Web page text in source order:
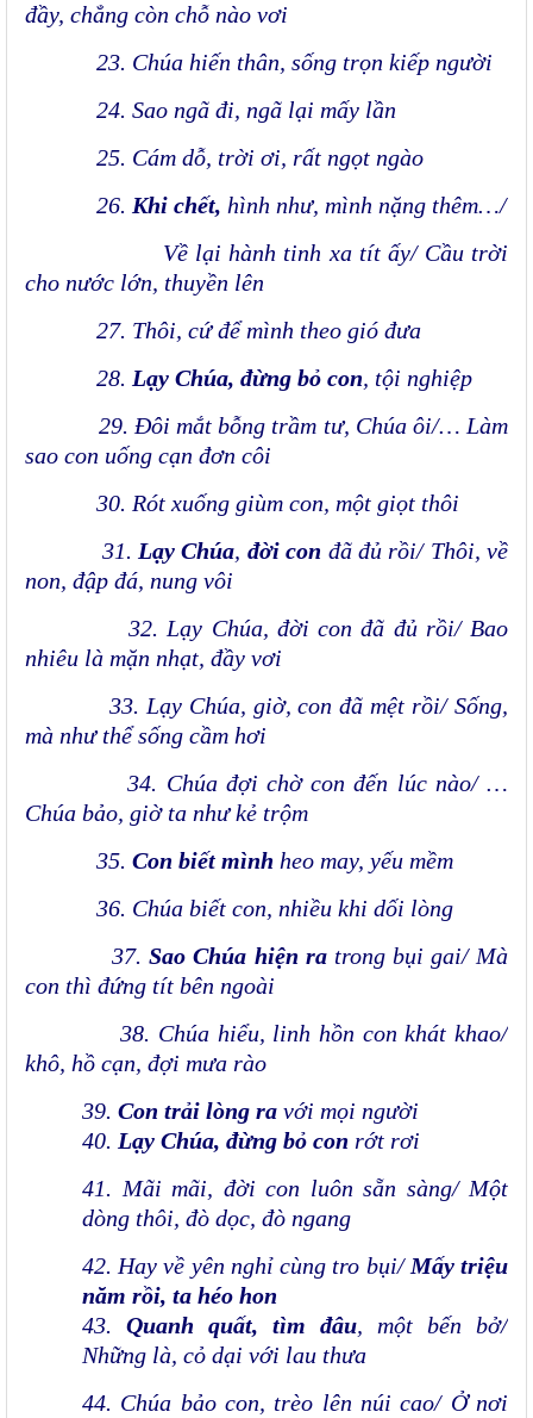
đầy, chẳng còn chỗ nào vơi
23. Chúa hiến thân, sống trọn kiếp người
24. Sao ngã đi, ngã lại mấy lần
25. Cám dỗ, trời ơi, rất ngọt ngào
26. Khi chết, hình như, mình nặng thêm…/
Về lại hành tinh xa tít ấy/ Cầu trời
cho nước lớn, thuyền lên
27. Thôi, cứ để mình theo gió đưa
28. Lạy Chúa, đừng bỏ con, tội nghiệp
29. Đôi mắt bỗng trầm tư, Chúa ôi/… Làm
sao con uống cạn đơn côi
30. Rót xuống giùm con, một giọt thôi
31. Lạy Chúa, đời con đã đủ rồi/ Thôi, về
non, đập đá, nung vôi
32. Lạy Chúa, đời con đã đủ rồi/ Bao
nhiêu là mặn nhạt, đầy vơi
33. Lạy Chúa, giờ, con đã mệt rồi/ Sống,
mà như thể sống cầm hơi
34. Chúa đợi chờ con đến lúc nào/ …
Chúa bảo, giờ ta như kẻ trộm
35. Con biết mình heo may, yếu mềm
36. Chúa biết con, nhiều khi dối lòng
37.Sao Chúa hiện ratrong bụi gai/ Mà
con thì đứng tít bên ngoài
38. Chúa hiểu, linh hồn con khát khao/
khô, hồ cạn, đợi mưa rào
39. Con trải lòng ra với mọi người
40. Lạy Chúa, đừng bỏ con rớt rơi
41. Mãi mãi, đời con luôn sẵn sàng/ Một
dòng thôi, đò dọc, đò ngang
42. Hay về yên nghỉ cùng tro bụi/ Mấy triệu
năm rồi, ta héo hon
43. Quanh quất, tìm đâu, một bến bở/
Những là, cỏ dại với lau thưa
44. Chúa bảo con, trèo lên núi cao/ Ở nơi